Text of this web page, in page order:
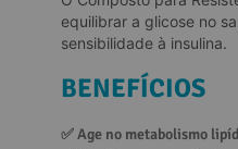
equilibrar a glicose no
sensibilidade à insulina.
BENEFÍCIOS
✅ Age no metabolismo
10º vitamina